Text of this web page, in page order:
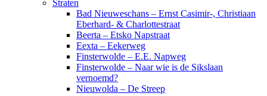
Straten
Bad Nieuweschans – Ernst Casimir-, Christiaan
Eberhard- & Charlottestraat
Beerta – Etsko Napstraat
Eexta – Eekerweg
Finsterwolde – E.E. Napweg
Finsterwolde – Naar wie is de Sikslaan
vernoemd?
Nieuwolda – De Streep